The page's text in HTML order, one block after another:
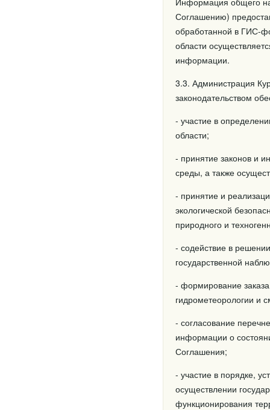
Соглашению)
обработанной в ГИС-
области
информации.
3.3. Администрация
законодательством
- участие в
области;
- принятие законов и
среды, а также
- принятие и
экологической
природного и
- содействие в
государственной
- формирование
гидрометеорологии и
- согласование
информации о
Соглашения;
- участие в порядке,
осуществлении
функционирования